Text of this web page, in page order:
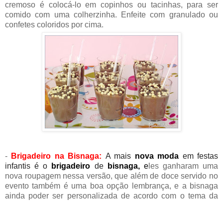
cremoso é colocá-lo em copinhos ou tacinhas, para ser
comido com uma colherzinha. Enfeite com granulado ou
confetes coloridos por cima.
- Brigadeiro na Bisnaga: A mais nova moda em festas
infantis é o
brigadeiro de bisnaga, eles ganharam uma
nova roupagem nessa versão, que além de doce servido no
evento também é uma boa opção lembrança, e a bisnaga
ainda poder ser personalizada de acordo com o tema da